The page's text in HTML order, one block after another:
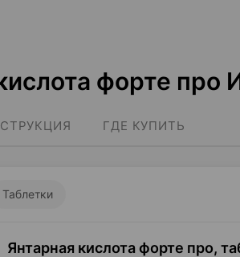
форте про
ГДЕ КУПИТЬ
Таблетки
Янтарная кислота форте про,